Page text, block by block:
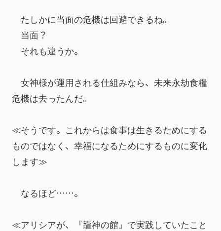
たしかに当面の危機は回避できるね。
当面？
それも違うか。
女神様が運用される仕組みなら、未来永劫食糧
危機は去ったんだ。
≪そうです。これからは食事は生きるためにする
ものではなく、幸福になるためにするものに変化
します≫
なるほど……。
≪アリシアが、『龍神の館』で実践していたこと